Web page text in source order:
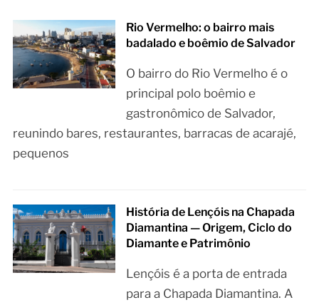
Rio Vermelho: o bairro mais
badalado e boêmio de Salvador
O bairro do Rio Vermelho é o
principal polo boêmio e
gastronômico de Salvador,
reunindo bares, restaurantes, barracas de acarajé,
pequenos
História de Lençóis na Chapada
Diamantina — Origem, Ciclo do
Diamante e Patrimônio
Lençóis é a porta de entrada
para a Chapada Diamantina. A